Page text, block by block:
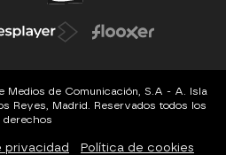
de Comunicación, S.A - A. Isla
Reyes, Madrid. Reservados todos los
derechos
privacidad Política de cookies